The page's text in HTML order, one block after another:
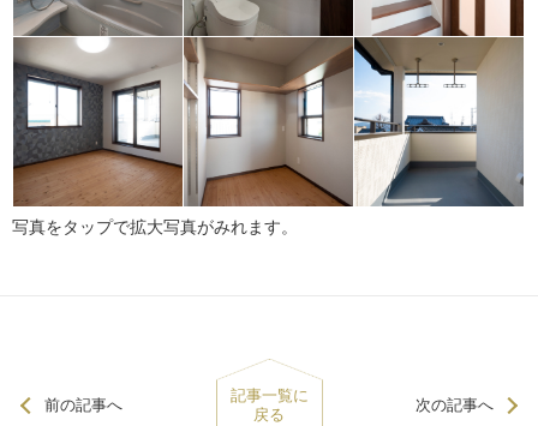
写真をタップで拡大写真がみれます。
前の記事へ
記事一覧に
戻る
次の記事へ